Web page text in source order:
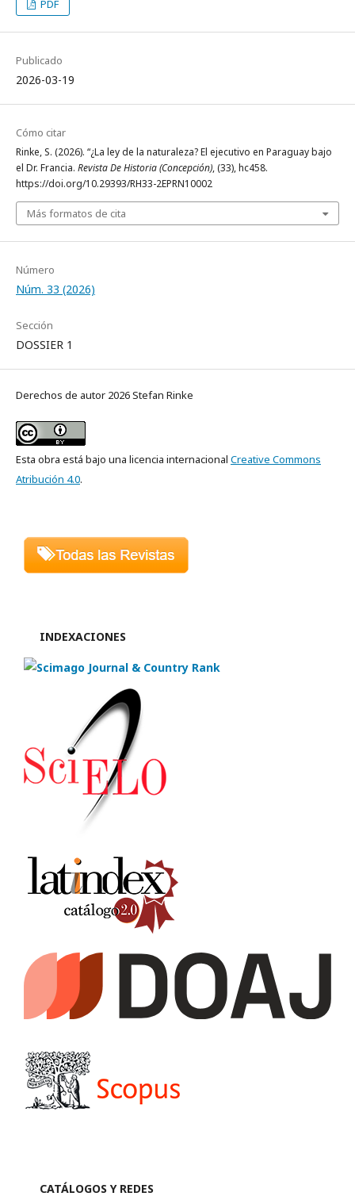
PDF
Publicado
2026-03-19
Cómo citar
Rinke, S. (2026). “¿La ley de la naturaleza? El ejecutivo en Paraguay bajo
el Dr. Francia. Revista De Historia (Concepción), (33), hc458.
https://doi.org/10.29393/RH33-2EPRN10002
Más formatos de cita
Número
Núm. 33 (2026)
Sección
DOSSIER 1
Derechos de autor 2026 Stefan Rinke
Esta obra está bajo una licencia internacional Creative Commons
Atribución 4.0.
INDEXACIONES
CATÁLOGOS Y REDES